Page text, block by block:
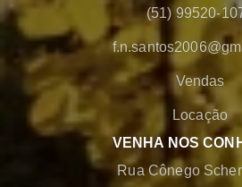
(51) 99520-
Vendas
Locação
VENHA NOS
Rua Cônego